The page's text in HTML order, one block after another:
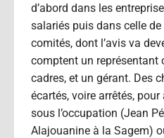
d’abord dans les
salariés puis dans celle
comités, dont l’avis va
comptent un représentant
cadres, et un gérant. Des
écartés, voire arrêtés,
sous l’occupation (Jean
Alajouanine à la Sagem)